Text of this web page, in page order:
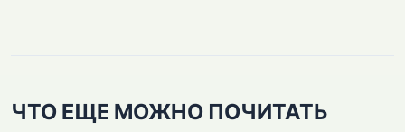
ЧТО ЕЩЕ МОЖНО ПОЧИТАТЬ